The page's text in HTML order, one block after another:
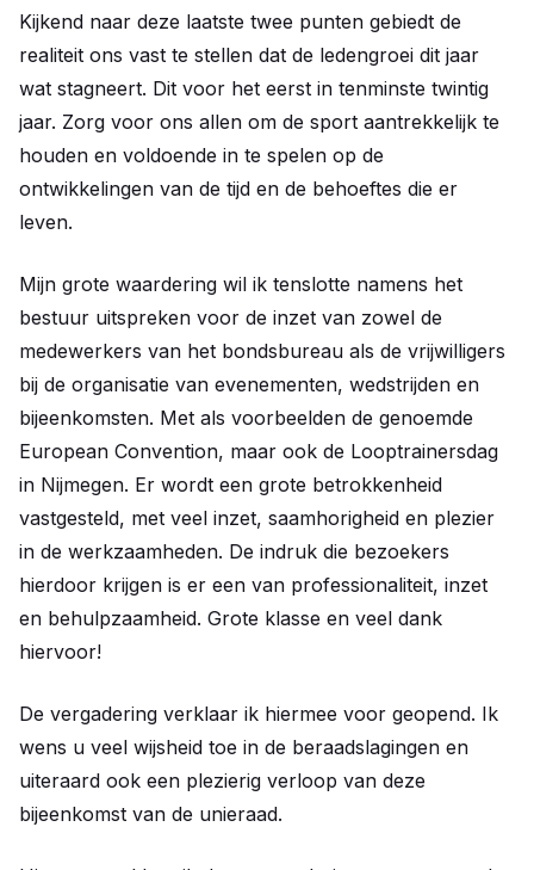
Kijkend naar deze laatste twee punten gebiedt de
realiteit ons vast te stellen dat de ledengroei dit jaar
wat stagneert. Dit voor het eerst in tenminste twintig
jaar. Zorg voor ons allen om de sport aantrekkelijk te
houden en voldoende in te spelen op de
ontwikkelingen van de tijd en de behoeftes die er
leven.
Mijn grote waardering wil ik tenslotte namens het
bestuur uitspreken voor de inzet van zowel de
medewerkers van het bondsbureau als de vrijwilligers
bij de organisatie van evenementen, wedstrijden en
bijeenkomsten. Met als voorbeelden de genoemde
European Convention, maar ook de Looptrainersdag
in Nijmegen. Er wordt een grote betrokkenheid
vastgesteld, met veel inzet, saamhorigheid en plezier
in de werkzaamheden. De indruk die bezoekers
hierdoor krijgen is er een van professionaliteit, inzet
en behulpzaamheid. Grote klasse en veel dank
hiervoor!
De vergadering verklaar ik hiermee voor geopend. Ik
wens u veel wijsheid toe in de beraadslagingen en
uiteraard ook een plezierig verloop van deze
bijeenkomst van de unieraad.